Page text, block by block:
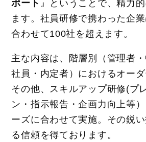
ポート 』ということで、精力
ます。社員研修で携わった企
合わせて100社を超えます。
主な内容は、階層別（管理者
社員・内定者）におけるオーダ
その他、スキルアップ研修(プ
ン・指示報告・企画力向上等
ーズに合わせて実施。その鋭
る信頼を得ております。